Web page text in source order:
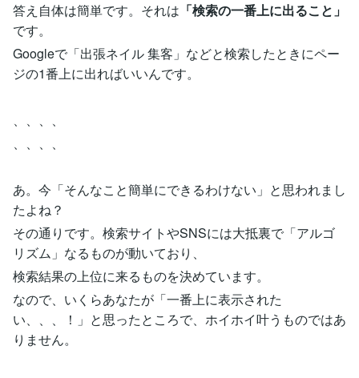
答え自体は簡単です。それは 「検索の一番上に出ること」
です。
Googleで「出張ネイル 集客」などと検索したときにペー
ジの1番上に出ればいいんです。
、、、、
、、、、
あ。今「そんなこと簡単にできるわけない」と思われまし
たよね？
その通りです。検索サイトやSNSには大抵裏で「アルゴ
リズム」なるものが動いており、
検索結果の上位に来るものを決めています。
なので、いくらあなたが「一番上に表示された
い、、、！」と思ったところで、ホイホイ叶うものではあ
りません。